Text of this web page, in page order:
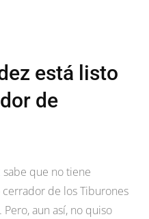
está listo
de
sabe que no tiene
de los Tiburones
aun así, no quiso